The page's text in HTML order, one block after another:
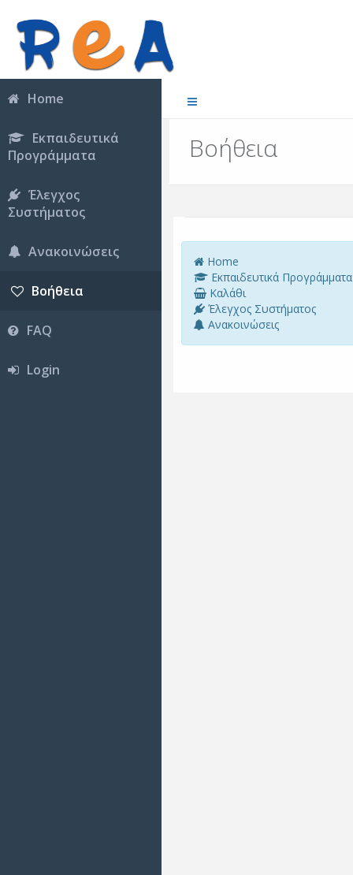
Home
Εκπαιδευτικά
Προγράμματα
Έλεγχος
Συστήματος
Ανακοινώσεις
Βοήθεια
FAQ
Login
Βοήθεια
Home
Εκπαιδευτικά Προγράμματα
Καλάθι
Έλεγχος Συστήματος
Ανακοινώσεις